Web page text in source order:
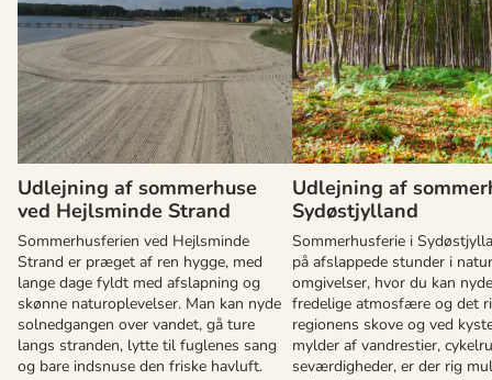
Udlejning af sommerhuse
ved Hejlsminde Strand
Sommerhusferien ved Hejlsminde
Strand er præget af ren hygge, med
lange dage fyldt med afslapning og
skønne naturoplevelser. Man kan nyde
solnedgangen over vandet, gå ture
langs stranden, lytte til fuglenes sang
og bare indsnuse den friske havluft.
Udlejning af
Sydøstjylland
Sommerhusferie i
på afslappede stunder i
omgivelser, hvor du kan
fredelige atmosfære og det
regionens skove og ved
mylder af vandrestier,
seværdigheder, er der rig